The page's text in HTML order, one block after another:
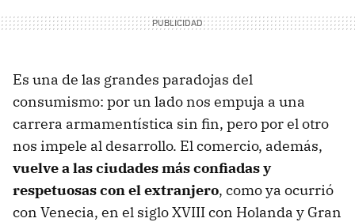
Es una de las grandes paradojas del
consumismo: por un lado nos empuja a una
carrera armamentística sin fin, pero por el otro
nos impele al desarrollo. El comercio, además,
vuelve a las ciudades más confiadas y
respetuosas con el extranjero, como ya ocurrió
con Venecia, en el siglo XVIII con Holanda y Gran